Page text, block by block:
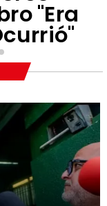
"Era